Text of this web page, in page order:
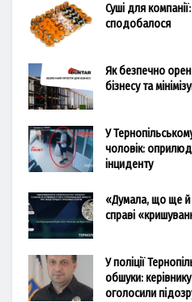
Суші для
сподобалося
Як безпечно
бізнесу та
У
чоловік:
інциденту
«Думала, що ще й
справі
У поліції
обшуки:
оголосили